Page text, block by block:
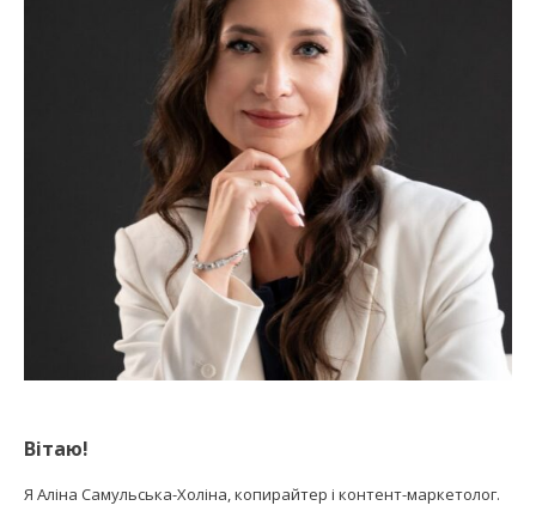
Вітаю!
Я Аліна Самульська-Холіна, копирайтер і контент-маркетолог.